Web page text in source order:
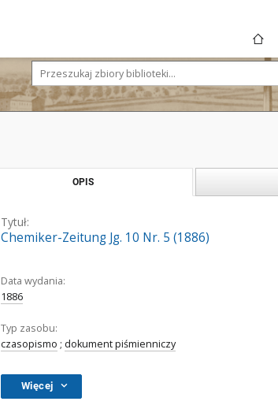
OPIS
Tytuł:
Chemiker-Zeitung Jg. 10 Nr. 5 (1886)
Data wydania:
1886
Typ zasobu:
czasopismo ; dokument piśmienniczy
Więcej